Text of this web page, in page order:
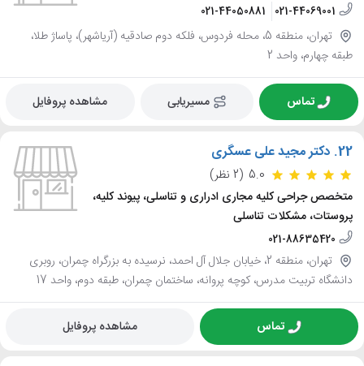
021-44069001
021-44050881
تهران، منطقه 5، محله فردوس، فلکه دوم صادقیه (آریاشهر)، پاساژ طلا،
طبقه چهارم، واحد 2
تماس مسیریابی مشاهده پروفایل
22. دکتر مجید علی عسگری
5.0 (2 نظر)
متخصص جراحی کلیه مجاری ادراری و تناسلی، پیوند کلیه،
پروستات، مشکلات تناسلی
021-88635420
تهران، منطقه 2، خیابان جلال آل احمد، نرسیده به بزرگراه چمران، روبری
دانشگاه تربیت مدرس، کوچه پروانه، ساختمان چمران، طبقه دوم، واحد 17
تماس مشاهده پروفایل